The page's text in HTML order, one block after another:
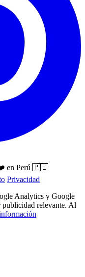
❤️ en Perú 🇵🇪
Privacidad
Analytics y Google
publicidad relevante. Al